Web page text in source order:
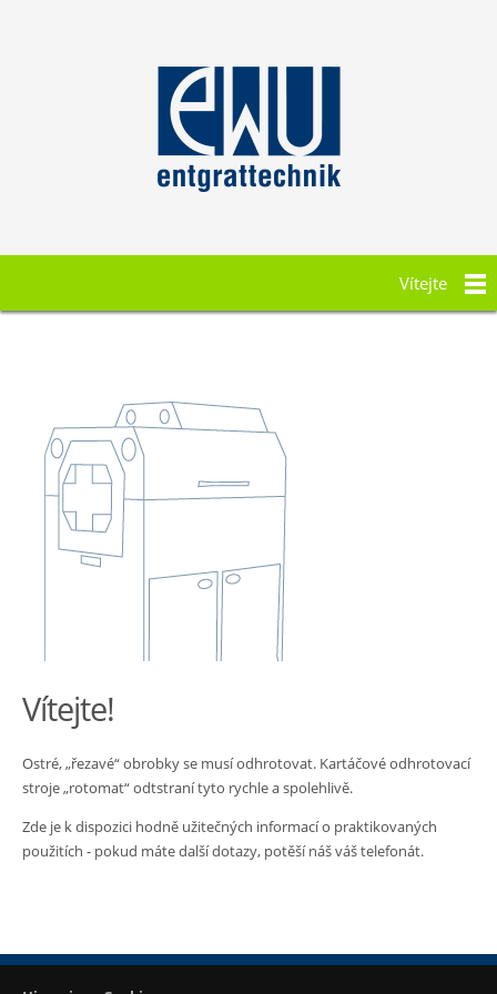
Vítejte
Vítejte!
Ostré, „řezavé“ obrobky se musí odhrotovat. Kartáčové odhrotovací
stroje „rotomat“ odtstraní tyto rychle a spolehlivě.
Zde je k dispozici hodně užitečných informací o praktikovaných
použitích - pokud máte další dotazy, potěší náš váš telefonát.